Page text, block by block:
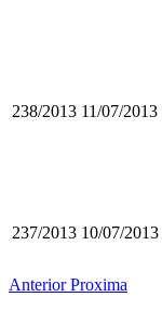
238/2013 11/07/2013
237/2013 10/07/2013
AnteriorProxima